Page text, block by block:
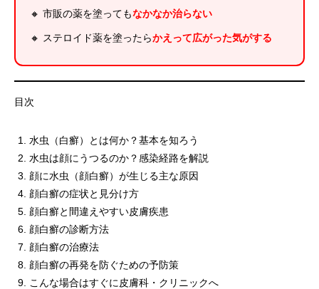
🔸 市販の薬を塗ってもなかなか治らない
🔸 ステロイド薬を塗ったらかえって広がった気がする
目次
水虫（白癬）とは何か？基本を知ろう
水虫は顔にうつるのか？感染経路を解説
顔に水虫（顔白癬）が生じる主な原因
顔白癬の症状と見分け方
顔白癬と間違えやすい皮膚疾患
顔白癬の診断方法
顔白癬の治療法
顔白癬の再発を防ぐための予防策
こんな場合はすぐに皮膚科・クリニックへ